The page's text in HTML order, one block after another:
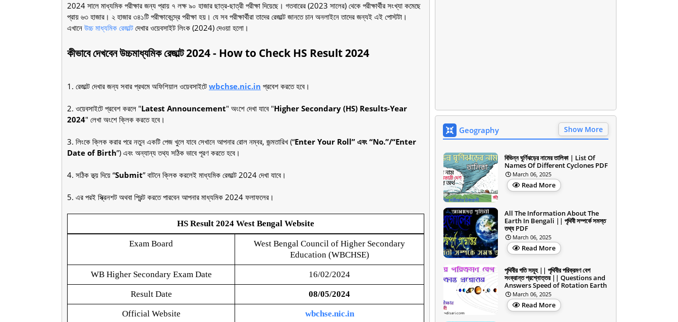
2024 সালে মাধ্যমিক পরীক্ষার জন্য প্রায় ৭ লক্ষ ৯০ হাজার ছাত্র-ছাত্রী পরীক্ষা দিয়েছে। গতবারের (2023 সালের) থেকে পরীক্ষার্থীর সংখ্যা কমেছে
প্রায় ৬৩ হাজার। ২ হাজার ৩৪১টি পরীক্ষাকেন্দ্রে পরীক্ষা হয়। যে সব পরীক্ষার্থীরা তাদের রেজাল্ট জানতে চান অনলাইনে তাদের জন্যই এই পোস্টটা।
এখানে উচ্চ মাধ্যমিক রেজাল্ট দেখার ওয়েবসাইট লিংক (2024) দেওয়া হলো।
কীভাবে দেখবেন উচ্চমাধ্যমিক রেজাল্ট 2024 - How to Check HS Result 2024
1. রেজাল্ট দেখার জন্য সবার প্রথমে অফিশিয়াল ওয়েবসাইটে wbchse.nic.in প্রবেশ করতে হবে।
2. ওয়েবসাইটে প্রবেশ করলে "Latest Announcement" অংশে দেখা যাবে "Higher Secondary (HS) Results-Year
2024" লেখা অংশে ক্লিক করতে হবে।
3. লিংকে ক্লিক করার পরে নতুন একটি পেজ খুলে যাবে সেখানে আপনার রোল নম্বর, জন্মতারিখ (“Enter Your Roll” এবং “No.”/“Enter
Date of Birth”) এবং অন্যান্য তথ্য সঠিক ভাবে পূরণ করতে হবে।
4. সঠিক তথ্য় দিয়ে “Submit” বাটনে ক্লিক করলেই মাধ্যমিক রেজাল্ট 2024 দেখা যাবে।
5. এর পরই স্ক্রিনশট অথবা প্রিন্ট করতে পারবেন আপনার মাধ্যমিক 2024 ফলাফলের।
HS Result 2024 West Bengal Website
Exam Board
West Bengal Council of Higher Secondary
Education (WBCHSE)
WB Higher Secondary Exam Date 16/02/2024
Result Date 08/05/2024
Official Website wbchse.nic.in
Geography Show More
বিভিন্ন ঘূর্ণিঝড়ের নামের তালিকা | List Of
Names Of Different Cyclones PDF
March 06, 2025
Read More
All The Information About The
Earth In Bengali || পৃথিবী সম্পর্কে সমস্ত
তথ্য PDF
March 06, 2025
Read More
পৃথিবীর গতি সমূহ || পৃথিবীর পরিক্রমণ বেগ
সংক্রান্ত প্রশ্নোত্তর || Questions and
Answers Speed of Rotation Earth
March 06, 2025
Read More